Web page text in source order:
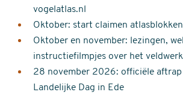
vogelatlas.nl
Oktober: start claimen atlasblokken
Oktober en november: lezingen,
instructiefilmpjes over het veldwerk
28 november 2026: officiële aftrap
Landelijke Dag in Ede